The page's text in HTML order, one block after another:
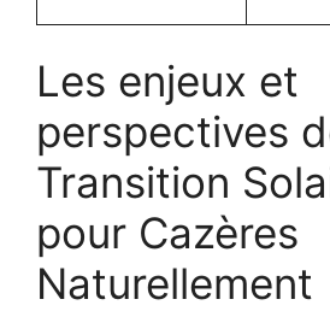
Les enjeux et
perspectives
Transition
pour Cazères
Naturellement